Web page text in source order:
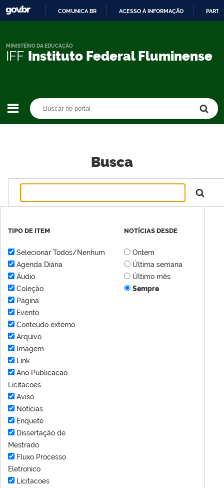
CONTEÚDO
COMUNICA BR ACESSO À INFORMAÇÃO
IFF Instituto Federal Fluminense
MINISTÉRIO DA EDUCAÇÃO
Busca
TIPO DE ITEM
Selecionar Todos/Nenhum
Agenda Diária
Áudio
Coleção
Página
Evento
Conteúdo externo
Arquivo
Imagem
Link
Ano Publicacao
Licitacoes
Aviso
Notícias
Enquete
Dissertação de
Mestrado
Fluxo Processo
Eletronico
Licitacoes
NOTÍCIAS DESDE
Ontem
Última semana
Último mês
Sempre